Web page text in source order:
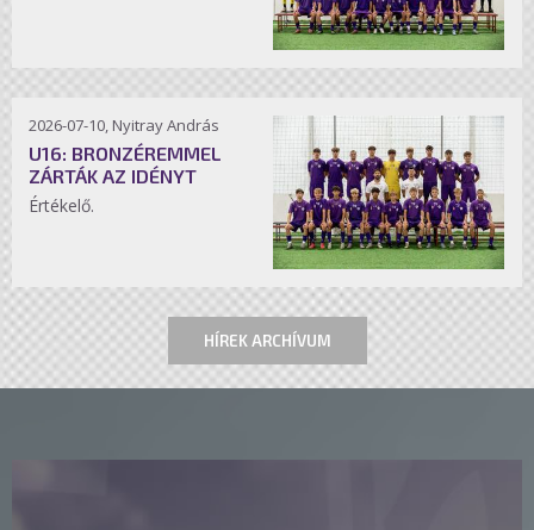
2026-07-10, Nyitray András
U16: BRONZÉREMMEL
ZÁRTÁK AZ IDÉNYT
Értékelő.
HÍREK ARCHÍVUM